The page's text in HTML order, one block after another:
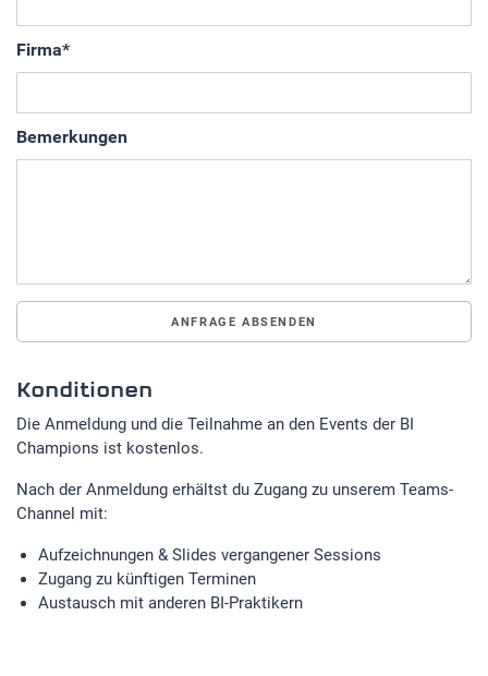
Firma*
Bemerkungen
Konditionen
Die Anmeldung und die Teilnahme an den Events der BI
Champions ist kostenlos.
Nach der Anmeldung erhältst du Zugang zu unserem Teams-
Channel mit:
Aufzeichnungen & Slides vergangener Sessions
Zugang zu künftigen Terminen
Austausch mit anderen BI-Praktikern